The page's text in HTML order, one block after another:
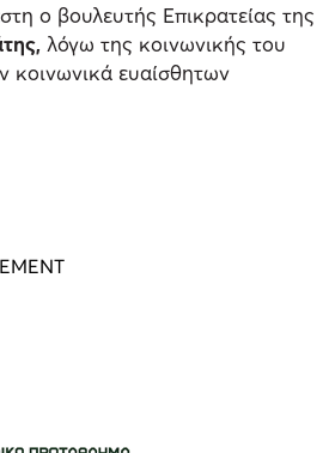
ο βουλευτής Επικρατείας της
λόγω της κοινωνικής του
κοινωνικά ευαίσθητων